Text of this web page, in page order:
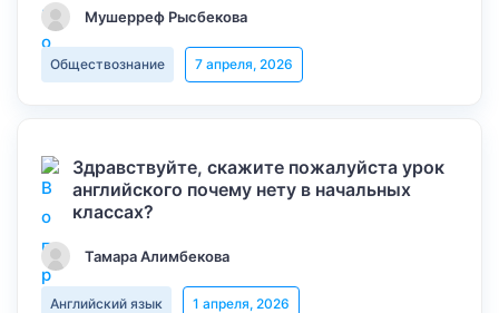
Мушерреф Рысбекова
Обществознание 7 апреля, 2026
Здравствуйте, скажите пожалуйста урок
английского почему нету в начальных
классах?
Тамара Алимбекова
Английский язык 1 апреля, 2026